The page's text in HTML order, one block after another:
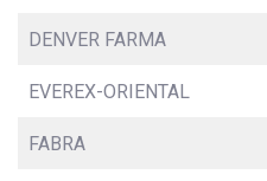
DENVER FARMA
EVEREX-ORIENTAL
FABRA